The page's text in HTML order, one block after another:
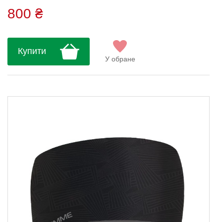
для літніх тренувань та активного
відпочинку....
800 ₴
Купити
У обране